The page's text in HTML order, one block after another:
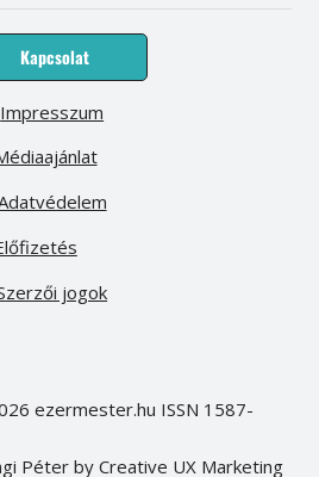
Kapcsolat
Impresszum
jogok
ezermester.hu ISSN 1587-
Péter by Creative UX Marketing